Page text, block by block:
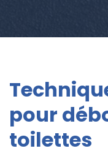
pour
toilettes